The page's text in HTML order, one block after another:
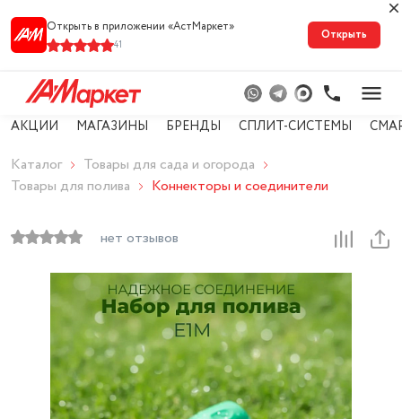
Открыть в приложении «АстМарке‪т‬»
41
Открыть
АКЦИИ МАГАЗИНЫ БРЕНДЫ СПЛИТ-СИСТЕМЫ
Каталог
Товары для сада и огорода
Товары для полива
Коннекторы и соединители
нет отзывов